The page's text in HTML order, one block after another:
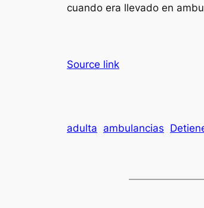
cuando era llevado en
Source link
adulta ambulancias